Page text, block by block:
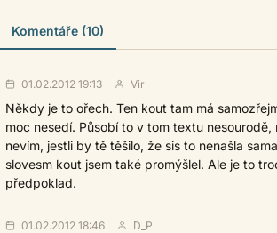
Komentáře (10)
01.02.2012 19:13 Vir
Někdy je to ořech. Ten kout tam má
moc nesedí. Působí to v tom textu
nevím, jestli by tě těšilo, že sis to nenašla
slovesm kout jsem také promýšlel. Ale je to
předpoklad.
01.02.2012 18:46 D_P